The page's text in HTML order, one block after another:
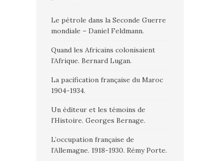
Le pétrole dans la Seconde Guerre
mondiale – Daniel Feldmann.
Quand les Africains colonisaient
l’Afrique. Bernard Lugan.
La pacification française du Maroc
1904-1934.
Un éditeur et les témoins de
l’Histoire. Georges Bernage.
L’occupation française de
l’Allemagne. 1918-1930. Rémy Porte.